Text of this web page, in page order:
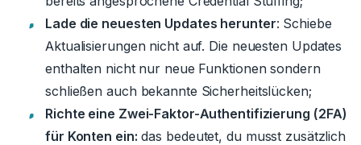
Lade die neuesten Updates herunter: Schiebe
Aktualisierungen nicht auf. Die neuesten Updates
enthalten nicht nur neue Funktionen sondern
schließen auch bekannte Sicherheitslücken;
Richte eine Zwei-Faktor-Authentifizierung (2FA)
für Konten ein: das bedeutet, du musst zusätzlich